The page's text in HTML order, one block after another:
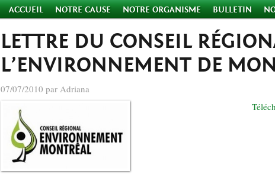
ACCUEIL NOTRE CAUSE NOTRE ORGANISME BULLETIN
LETTRE DU CONSEIL
L’ENVIRONNEMENT DE
07/07/2010 par Adriana